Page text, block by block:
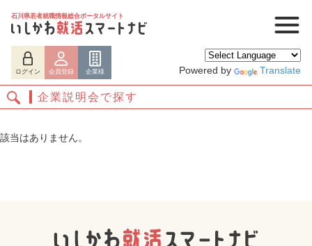
石川県若者就職情報総合ポータルサイト
ログイン 会員登録 企業様 Powered by Translate
ログイン 会員登録
企業説明会で探す
該当はありません。